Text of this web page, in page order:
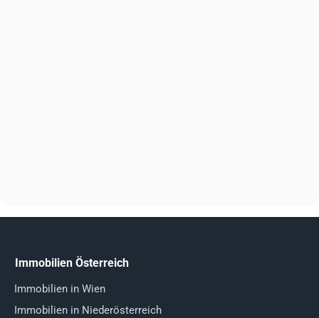
Immobilien Österreich
Immobilien in Wien
Immobilien in Niederösterreich